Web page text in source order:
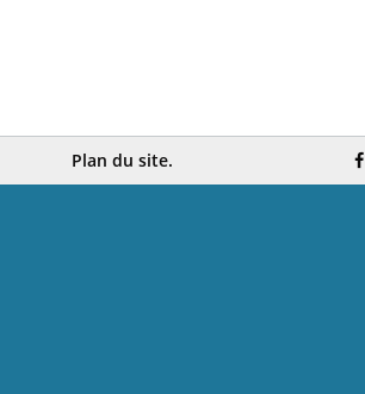
Plan du site.